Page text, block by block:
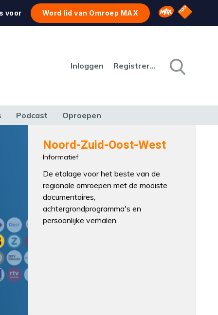
voor Word lid van Omroep MAX Omroep MAX
NPO
Inloggen Registreren
Podcast Oproepen
Noord-Zuid-Oost-West
Informatief
De etalage voor het beste van de
regionale omroepen met de mooiste
documentaires,
achtergrondprogramma's en
persoonlijke verhalen.